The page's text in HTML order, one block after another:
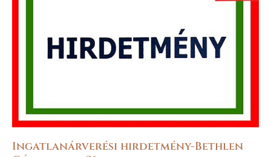
Ingatlanárverési hirdetmény-Bethlen